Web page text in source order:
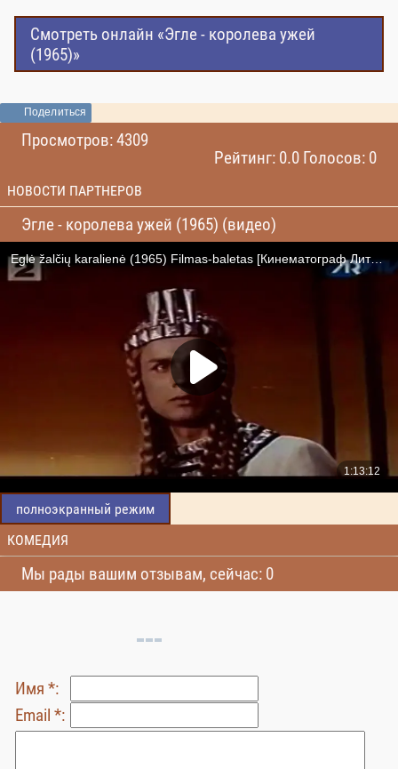
Смотреть онлайн «Эгле - королева ужей
(1965)»
Поделиться
Просмотров: 4309
Рейтинг: 0.0 Голосов: 0
НОВОСТИ ПАРТНЕРОВ
Эгле - королева ужей (1965) (видео)
полноэкранный режим
КОМЕДИЯ
Мы рады вашим отзывам, сейчас: 0
Имя *:
Email *: